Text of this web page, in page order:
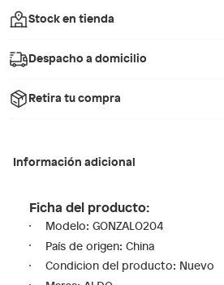
Stock en tienda
Despacho a domicilio
Retira tu compra
Información adicional
Ficha del producto:
Modelo: GONZALO204
País de origen: China
Condicion del producto: Nuevo